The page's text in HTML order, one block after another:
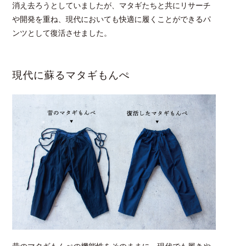
消え去ろうとしていましたが、マタギたちと共にリサーチ
や開発を重ね、現代においても快適に履くことができるパ
ンツとして復活させました。
現代に蘇るマタギもんぺ